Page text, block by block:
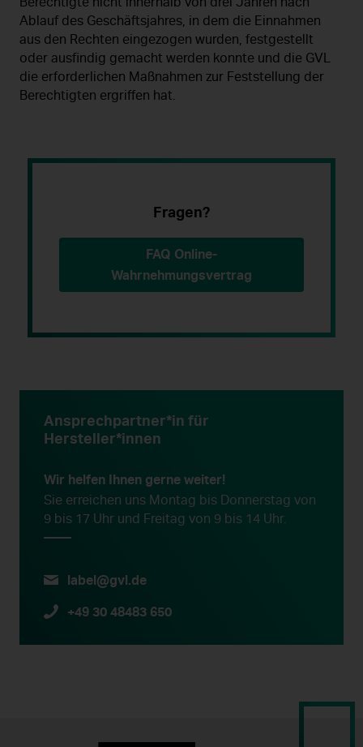
Ablauf des Geschäftsjahres, in dem die Einnahmen
aus den Rechten eingezogen wurden, festgestellt
oder ausfindig gemacht werden konnte und die GVL
die erforderlichen Maßnahmen zur Feststellung der
Berechtigten ergriffen hat.
Fragen?
FAQ Online-
Wahrnehmungsvertrag
Ansprechpartner*in für
Hersteller*innen
Wir helfen Ihnen gerne weiter!
Sie erreichen uns Montag bis Donnerstag von
9 bis 17 Uhr und Freitag von 9 bis 14 Uhr.
label@gvl.de
+49 30 48483 650